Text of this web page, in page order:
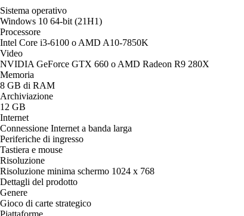
Sistema operativo
Windows 10 64-bit (21H1)
Processore
Intel Core i3-6100 o AMD A10-7850K
Video
NVIDIA GeForce GTX 660 o AMD Radeon R9 280X
Memoria
8 GB di RAM
Archiviazione
12 GB
Internet
Connessione Internet a banda larga
Periferiche di ingresso
Tastiera e mouse
Risoluzione
Risoluzione minima schermo 1024 x 768
Dettagli del prodotto
Genere
Gioco di carte strategico
Piattaforme